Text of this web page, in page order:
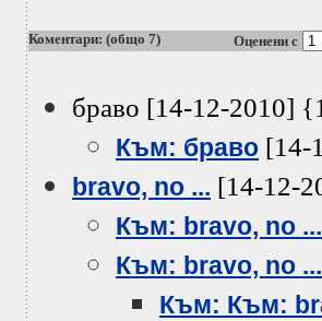
Коментари: (общо 7) Оценени с
браво [14-12-2010]
Към: браво [14-
bravo, no ... [14-12-
Към: bravo, no ...
Към: bravo, no ...
Към: Към: